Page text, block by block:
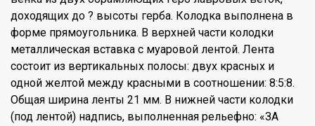
доходящих до ? высоты герба. Колодка выполнена в
форме прямоугольника. В верхней части колодки
металлическая вставка с муаровой лентой. Лента
состоит из вертикальных полосы: двух красных и
одной желтой между красными в соотношении: 8:5:8.
Общая ширина ленты 21 мм. В нижней части колодки
(под лентой) надпись, выполненная рельефно: «ЗА